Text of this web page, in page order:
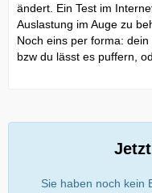
ändert. Ein Test im
Auslastung im Auge zu
Noch eins per forma:
bzw du lässt es puffern,
Sie haben noch kein